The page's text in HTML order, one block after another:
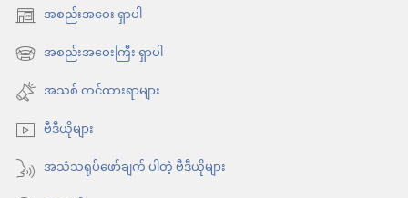
အစည်းအဝေး ရှာပါ
(window
အသစ်
င့်
နေ
ပါ
တယ်)
အစည်းအဝေးကြီး ရှာပါ
(window
အသစ်
င့်
နေ
ပါ
အသစ် တင်ထားရာများ
ဗီဒီယိုများ
အသံသရုပ်ဖော်ချက် ပါတဲ့ ဗီဒီယိုများ